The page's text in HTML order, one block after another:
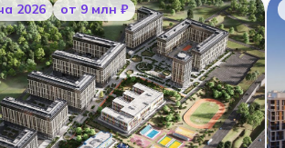
2026 от 9 млн ₽